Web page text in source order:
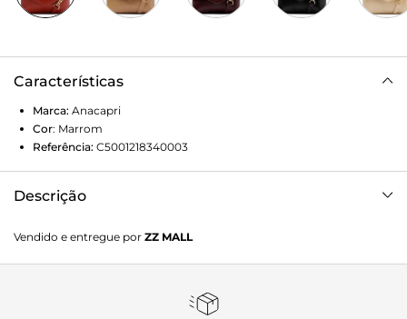
Características
Marca: Anacapri
Cor: Marrom
Referência: C5001218340003
Descrição
modelo de material similar ao couro possui shape
retangular com acabamento de efeito acolchoado e
tamanho P, traz alça longa transversal regulável com
Vendido e entregue por ZZ MALL